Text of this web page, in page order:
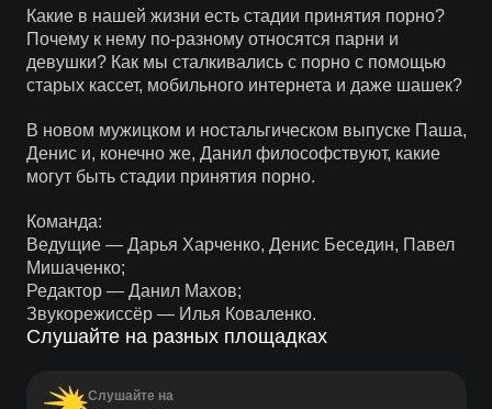
Какие в нашей жизни есть стадии принятия порно?
Почему к нему по-разному относятся парни и
девушки? Как мы сталкивались с порно с помощью
старых кассет, мобильного интернета и даже шашек?
В новом мужицком и ностальгическом выпуске Паша,
Денис и, конечно же, Данил философствуют, какие
могут быть стадии принятия порно.
Команда:
Ведущие — Дарья Харченко, Денис Беседин, Павел
Мишаченко;
Редактор — Данил Махов;
Звукорежиссёр — Илья Коваленко.
Слушайте на разных площадках
Слушайте на